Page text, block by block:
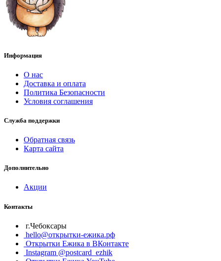
Информация
О нас
Доставка и оплата
Политика Безопасности
Условия соглашения
Служба поддержки
Обратная связь
Карта сайта
Дополнительно
Акции
Контакты
г.Чебоксары
hello@открытки-ежика.рф
Открытки Ежика в ВКонтакте
Instagram @postcard_ezhik